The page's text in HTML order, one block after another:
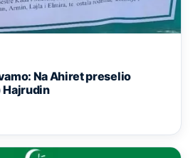
Na Ahiret preselio